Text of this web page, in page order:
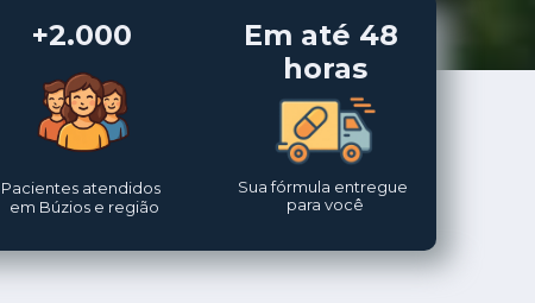
+2.000
Em até 48
horas
Pacientes atendidos
em Búzios e região
Sua fórmula entregue
para você